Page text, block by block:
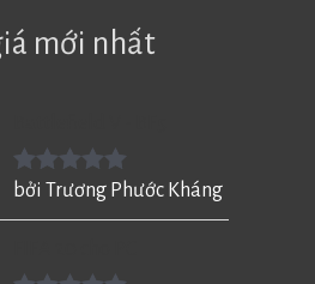
mới nhất
Được xếp
bởi Trương Phước Kháng